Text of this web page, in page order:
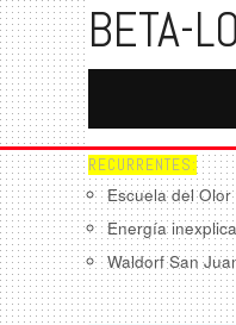
BETA-
RECURRENTES:
Escuela del
Energía
Waldorf San